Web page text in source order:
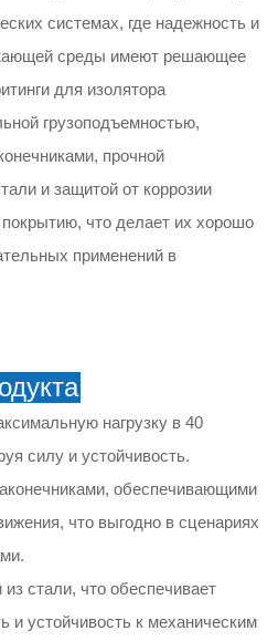
системах, где надежность и
среды имеют решающее
для изолятора
грузоподъемностью,
прочной
и защитой от коррозии
что делает их хорошо
применений в
нагрузку в 40
силу и устойчивость.
обеспечивающими
что выгодно в сценариях
стали, что обеспечивает
и устойчивость к механическим